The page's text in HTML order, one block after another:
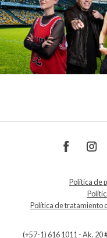
Política de
Política de tratamiento
(+57-1) 616 1011 - Ak. 20